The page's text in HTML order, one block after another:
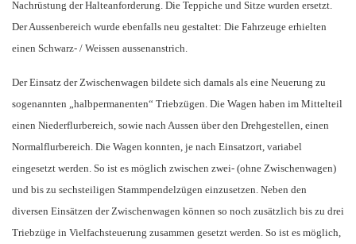
Nachrüstung der Halteanforderung. Die Teppiche und Sitze wurden ersetzt.
Der Aussenbereich wurde ebenfalls neu gestaltet: Die Fahrzeuge erhielten
einen Schwarz- / Weissen aussenanstrich.
Der Einsatz der Zwischenwagen bildete sich damals als eine Neuerung zu
sogenannten „halbpermanenten“ Triebzügen. Die Wagen haben im Mittelteil
einen Niederflurbereich, sowie nach Aussen über den Drehgestellen, einen
Normalflurbereich. Die Wagen konnten, je nach Einsatzort, variabel
eingesetzt werden. So ist es möglich zwischen zwei- (ohne Zwischenwagen)
und bis zu sechsteiligen Stammpendelzügen einzusetzen. Neben den
diversen Einsätzen der Zwischenwagen können so noch zusätzlich bis zu drei
Triebzüge in Vielfachsteuerung zusammen gesetzt werden. So ist es möglich,